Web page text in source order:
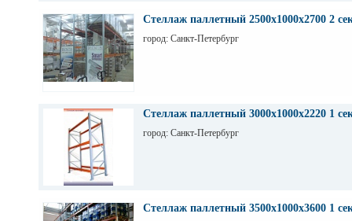
Стеллаж паллетный 2500х1000х2700 2
город: Санкт-Петербург
Стеллаж паллетный 3000х1000х2220 1
город: Санкт-Петербург
Стеллаж паллетный 3500х1000х3600 1